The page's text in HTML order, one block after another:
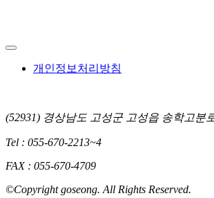
개인정보처리방침
(52931) 경상남도 고성군 고성읍 송학고분
Tel : 055-670-2213~4
FAX : 055-670-4709
©Copyright goseong. All Rights Reserved.